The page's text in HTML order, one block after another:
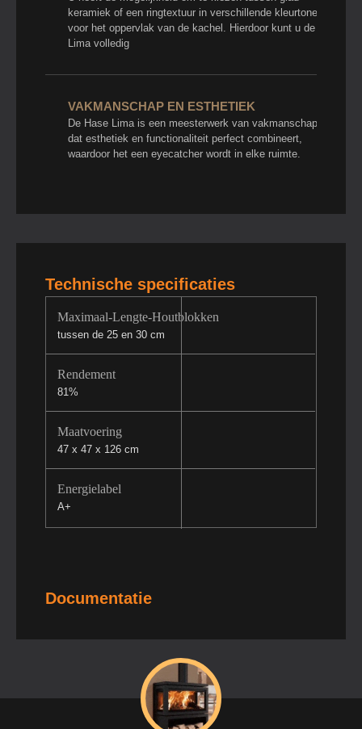
keramiek of een ringtextuur in verschillende kleurtonen
voor het oppervlak van de kachel. Hierdoor kunt u de
Lima volledig
VAKMANSCHAP EN ESTHETIEK
De Hase Lima is een meesterwerk van vakmanschap
dat esthetiek en functionaliteit perfect combineert,
waardoor het een eyecatcher wordt in elke ruimte.
Technische specificaties
Maximaal-Lengte-Houtblokken
tussen de 25 en 30 cm
Rendement
81%
Maatvoering
47 x 47 x 126 cm
Energielabel
A+
Documentatie